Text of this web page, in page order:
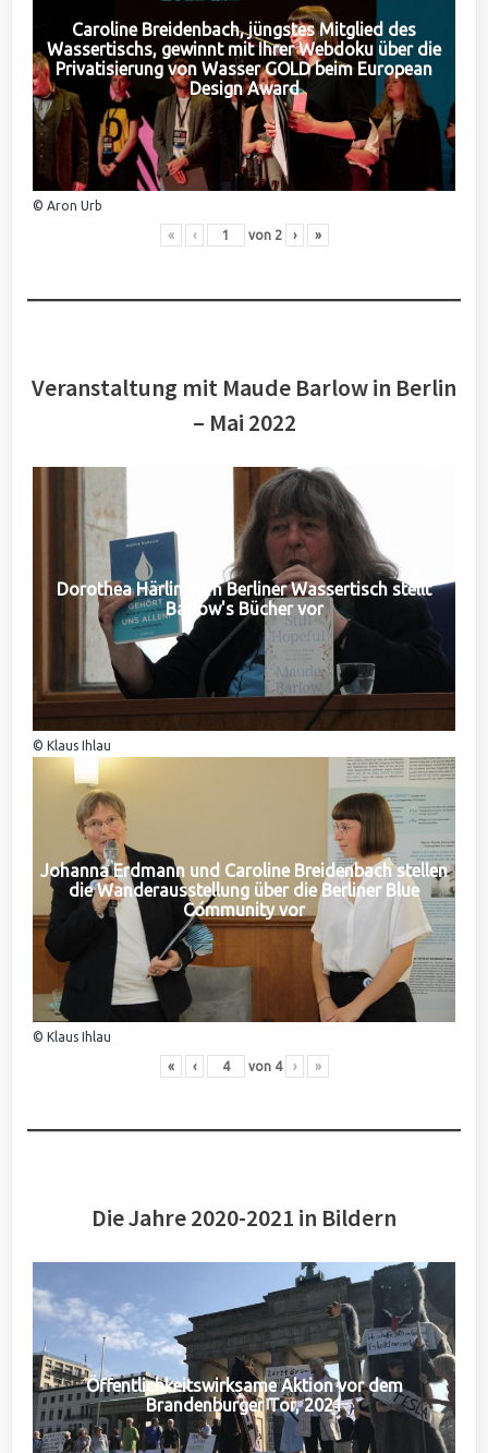
Caroline Breidenbach, jüngstes Mitglied des
Wassertischs, gewinnt mit Ihrer Webdoku über die
Privatisierung von Wasser GOLD beim European
Design Award
© Aron Urb
« ‹ von 2 › »
Veranstaltung mit Maude Barlow in Berlin
– Mai 2022
Dorothea Härlin vom Berliner Wassertisch stellt
Barlow's Bücher vor
© Klaus Ihlau
Johanna Erdmann und Caroline Breidenbach stellen
die Wanderausstellung über die Berliner Blue
Community vor
© Klaus Ihlau
« ‹ von 4 › »
Die Jahre 2020-2021 in Bildern
Öffentlichkeitswirksame Aktion vor dem
Brandenburger Tor, 2021